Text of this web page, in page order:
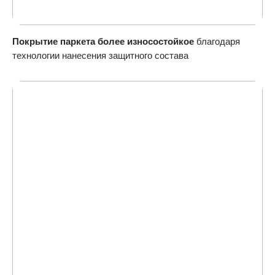
Покрытие паркета более износостойкое благодаря
технологии нанесения защитного состава